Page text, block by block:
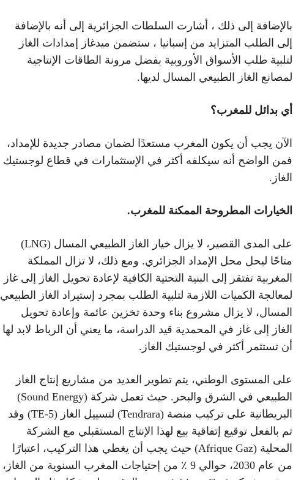
بالإضافة إلى ذلك ، أشارت السلطات الجزائرية إلى أنه بالإضافة
إلى الطلب المتزايد من إسبانيا ، ستضمن ميدغاز إمدادات الغاز
لتلبية طلب الأسواق الأوروبية بفضل مرونة الطاقات الإنتاجية
لمصانع الغاز الطبيعي المسال لديها.
أي بدائل للمغرب؟
الآن يجب أن يكون المغرب مستعدًا لضمان مصادر جديدة للإمداد،
فمن الواضح أنه سيكلفه أكثر في الإستثمارات في قطاع لوجستيك
الغاز.
الخيارات المطروحة الممكنة للمغرب.
على المدى القصير، لا يزال خيار الغاز الطبيعي المسال (LNG)
متاحًا ليحل محل الإمداد الجزائري. ومع ذلك، لا تزال المملكة
المغربية تفتقر إلى البنية التحتية الكافية لإعادة تحويل الغاز إلى غاز
لمعالجة الكميات اللازمة لتلبية الطلب بمجرد إستيراد الغاز الطبيعي
المسال، لا يزال مشروع بناء وحدة تخزين عائمة وإعادة تحويل
الغاز إلى غاز في المحمدية قيد الدراسة، ما يعني أن الرباط لابد لها
أن تستثمر أكثر في لوجستيك الغاز.
على المستوى الوطني، يتم تطوير العديد من مشاريع إنتاج الغاز
الطبيعي في الشرق والبحر. حيث تعمل شركة (Sound Energy)
البريطانية على تركيب منصة (Tendrara) لتسييل الغاز (TE-5) وقد
تم بالفعل توقيع إتفاقية بيع لهذا الإنتاج المستقبلي مع الشركة
المحلية (Afrique Gaz) حيث يجب أن يغطي هذا التركيب، اعتبارًا
من عام 2030، حوالي 9 ٪ من إحتياجات المغرب السنوية من الغاز،